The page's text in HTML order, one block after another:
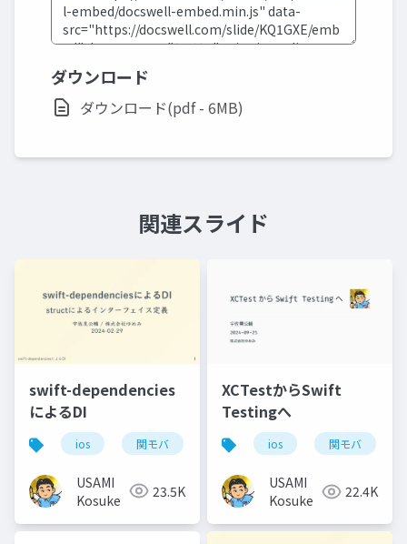
ダウンロード
ダウンロード(pdf - 6MB)
関連スライド
swift-dependencies
によるDI
ios 関モバ
USAMI
Kosuke
23.5K
XCTestからSwift
Testingへ
ios 関モバ
USAMI
Kosuke
22.4K